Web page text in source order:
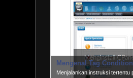
Mengenal Tag
Menjalankan instruksi